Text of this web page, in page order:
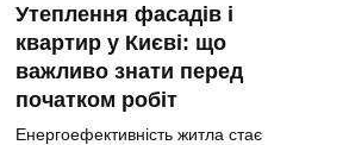
Утеплення фасадів і
квартир у Києві: що
важливо знати перед
початком робіт
Енергоефективність житла стає